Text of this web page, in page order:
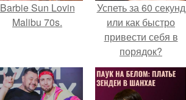
Barbie Sun Lovin
Malibu 70s.
Успеть за 60 секунд
или как быстро
привести себя в
порядок?